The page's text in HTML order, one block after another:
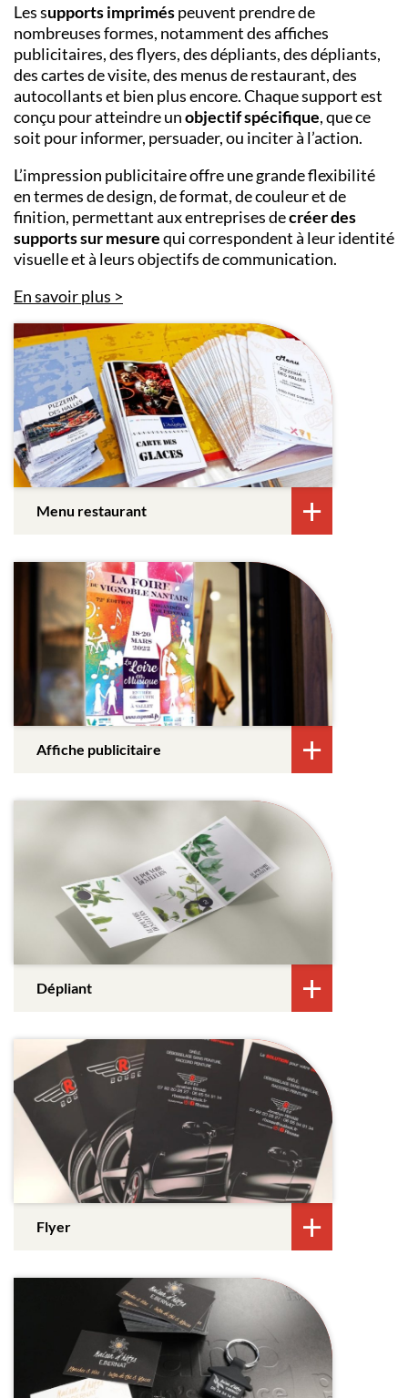
Les supports impriméspeuvent prendre de
nombreuses formes, notamment des affiches
publicitaires, des flyers, des dépliants, des dépliants,
des cartes de visite, des menus de restaurant, des
autocollants et bien plus encore. Chaque support est
conçu pour atteindre unobjectif spécifique, que ce
soit pour informer, persuader, ou inciter à l’action.
L’impression publicitaire offre une grande flexibilité
en termes de design, de format, de couleur et de
finition, permettant aux entreprises decréer des
supports sur mesurequi correspondent à leur identité
visuelle et à leurs objectifs de communication.
En savoir plus
Menu restaurant
Affiche publicitaire
Dépliant
Flyer